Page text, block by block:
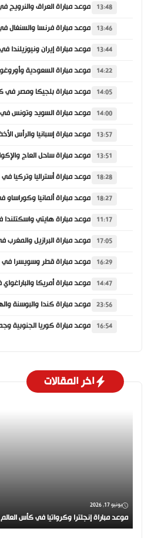
13:48
13:46
13:44
14:22
14:05
14:00
13:57
13:51
18:28
18:27
11:17
17:05
16:29
14:47
23:56
16:54
اخر المقالات
يونيو 17, 2026
موعد مباراة إنجلترا وكرواتيا في كأس العالم 2026 والقنوات الناقلة